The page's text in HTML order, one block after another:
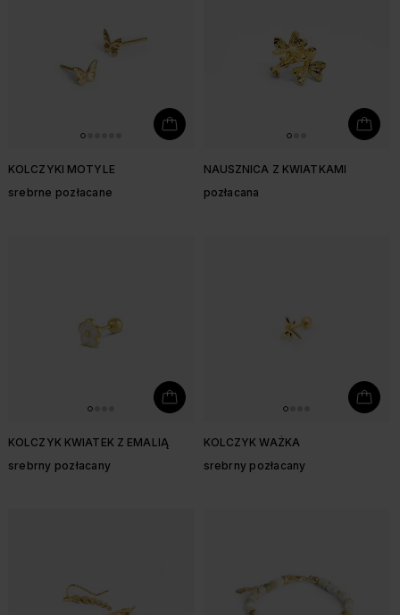
KOLCZYKI MOTYLE
srebrne pozłacane
NAUSZNICA Z KWIATKAMI
pozłacana
KOLCZYK KWIATEK Z EMALIĄ
srebrny pozłacany
KOLCZYK WAŻKA
srebrny pozłacany